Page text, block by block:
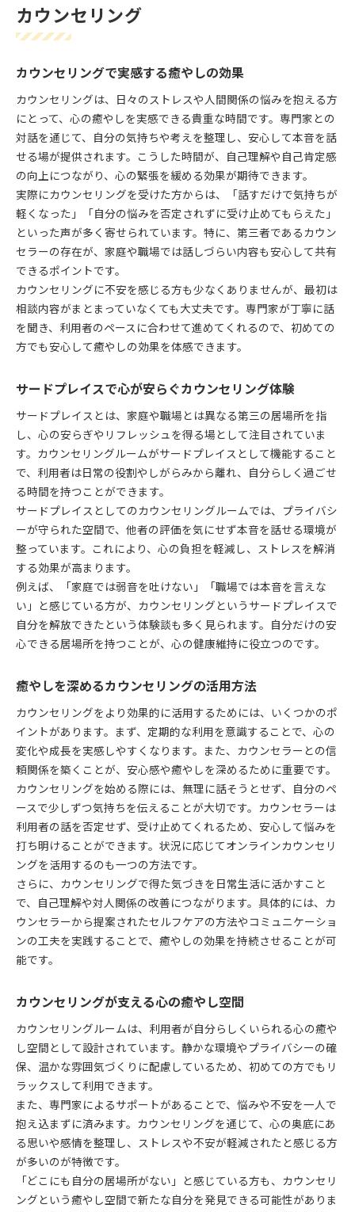
カウンセリング
カウンセリングで実感する癒やしの効果
カウンセリングは、日々のストレスや人間関係の悩みを抱える方
にとって、心の癒やしを実感できる貴重な時間です。専門家との
対話を通じて、自分の気持ちや考えを整理し、安心して本音を話
せる場が提供されます。こうした時間が、自己理解や自己肯定感
の向上につながり、心の緊張を緩める効果が期待できます。
実際にカウンセリングを受けた方からは、「話すだけで気持ちが
軽くなった」「自分の悩みを否定されずに受け止めてもらえた」
といった声が多く寄せられています。特に、第三者であるカウン
セラーの存在が、家庭や職場では話しづらい内容も安心して共有
できるポイントです。
カウンセリングに不安を感じる方も少なくありませんが、最初は
相談内容がまとまっていなくても大丈夫です。専門家が丁寧に話
を聞き、利用者のペースに合わせて進めてくれるので、初めての
方でも安心して癒やしの効果を体感できます。
サードプレイスで心が安らぐカウンセリング体験
サードプレイスとは、家庭や職場とは異なる第三の居場所を指
し、心の安らぎやリフレッシュを得る場として注目されていま
す。カウンセリングルームがサードプレイスとして機能すること
で、利用者は日常の役割やしがらみから離れ、自分らしく過ごせ
る時間を持つことができます。
サードプレイスとしてのカウンセリングルームでは、プライバシ
ーが守られた空間で、他者の評価を気にせず本音を話せる環境が
整っています。これにより、心の負担を軽減し、ストレスを解消
する効果が高まります。
例えば、「家庭では弱音を吐けない」「職場では本音を言えな
い」と感じている方が、カウンセリングというサードプレイスで
自分を解放できたという体験談も多く見られます。自分だけの安
心できる居場所を持つことが、心の健康維持に役立つのです。
癒やしを深めるカウンセリングの活用方法
カウンセリングをより効果的に活用するためには、いくつかのポ
イントがあります。まず、定期的な利用を意識することで、心の
変化や成長を実感しやすくなります。また、カウンセラーとの信
頼関係を築くことが、安心感や癒やしを深めるために重要です。
カウンセリングを始める際には、無理に話そうとせず、自分のペ
ースで少しずつ気持ちを伝えることが大切です。カウンセラーは
利用者の話を否定せず、受け止めてくれるため、安心して悩みを
打ち明けることができます。状況に応じてオンラインカウンセリ
ングを活用するのも一つの方法です。
さらに、カウンセリングで得た気づきを日常生活に活かすこと
で、自己理解や対人関係の改善につながります。具体的には、カ
ウンセラーから提案されたセルフケアの方法やコミュニケーショ
ンの工夫を実践することで、癒やしの効果を持続させることが可
能です。
カウンセリングが支える心の癒やし空間
カウンセリングルームは、利用者が自分らしくいられる心の癒や
し空間として設計されています。静かな環境やプライバシーの確
保、温かな雰囲気づくりに配慮しているため、初めての方でもリ
ラックスして利用できます。
また、専門家によるサポートがあることで、悩みや不安を一人で
抱え込まずに済みます。カウンセリングを通じて、心の奥底にあ
る思いや感情を整理し、ストレスや不安が軽減されたと感じる方
が多いのが特徴です。
「どこにも自分の居場所がない」と感じている方も、カウンセリ
ングという癒やし空間で新たな自分を発見できる可能性がありま